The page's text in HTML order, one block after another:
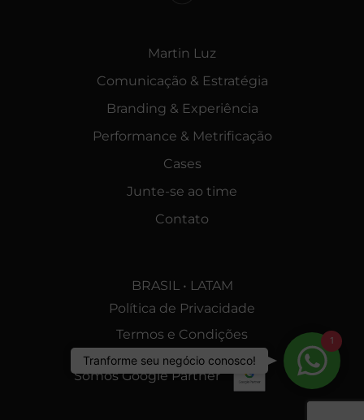
Martin Luz
Comunicação & Estratégia
Branding & Experiência
Performance & Metrificação
Cases
Junte-se ao time
Contato
BRASIL • LATAM
Política de Privacidade
Termos e Condições
Somos Google Partner
1
Tranforme seu negócio conosco!